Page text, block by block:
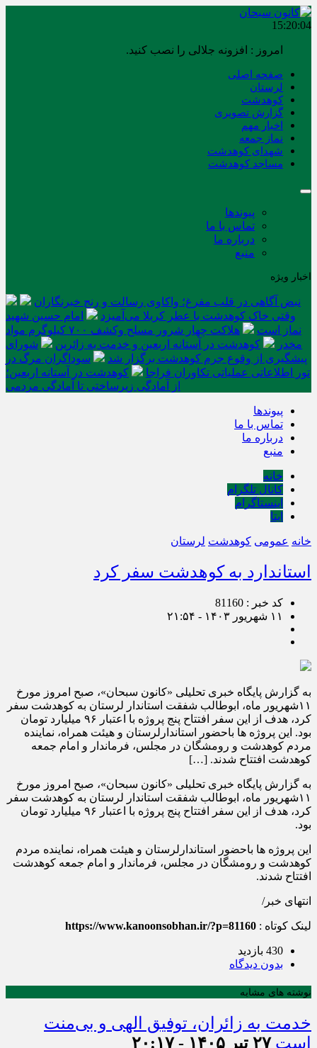
15:20:05
امروز : افزونه جلالی را نصب کنید.
صفحه اصلی
لرستان
کوهدشت
گزارش تصویری
اخبار مهم
نماز جمعه
شهدای کوهدشت
مساجد کوهدشت
پیوندها
تماس با ما
درباره ما
منبع
اخبار ویژه
نبض آگاهی در قلب مفرغ؛ واکاوی رسالت و رنج خبرنگاران
وقتی خاک کوهدشت با عطر کربلا می‌آمیزد
امام حسین شهید
نماز است
هلاکت چهار شرور مسلح وکشف ۷۰۰ کیلوگرم مواد
مخدر
کوهدشت در آستانه اربعین و خدمت‌ به زائرین
شورای
پیشگیری از وقوع جرم کوهدشت برگزار شد
سوداگران مرگ در
تور اطلاعاتی عملیاتی تکاوران فراجا
کوهدشت در آستانه اربعین؛
از آمادگی زیرساختی تا آمادگی مردمی
پیوندها
تماس با ما
درباره ما
منبع
خانه
کانال تلگرام
اینستاگرام
ایتا
خانه عمومی کوهدشت لرستان
استاندارد به کوهدشت سفر کرد
کد خبر : 81160
۱۱ شهریور ۱۴۰۳ - ۲۱:۵۴
به گزارش پایگاه خبری تحلیلی «کانون سبحان»، صبح امروز مورخ
۱۱شهریور ماه، ابوطالب شفقت استاندار لرستان به کوهدشت سفر
کرد، هدف از این سفر افتتاح پنج پروژه با اعتبار ۹۶ میلیارد تومان
بود. این پروژه ها باحضور استاندارلرستان و هیئت همراه، نماینده
مردم کوهدشت و رومشگان در مجلس، فرماندار و امام جمعه
کوهدشت افتتاح شدند. […]
به گزارش پایگاه خبری تحلیلی «کانون سبحان»، صبح امروز مورخ
۱۱شهریور ماه، ابوطالب شفقت استاندار لرستان به کوهدشت سفر
کرد، هدف از این سفر افتتاح پنج پروژه با اعتبار ۹۶ میلیارد تومان
بود.
این پروژه ها باحضور استاندارلرستان و هیئت همراه، نماینده مردم
کوهدشت و رومشگان در مجلس، فرماندار و امام جمعه کوهدشت
افتتاح شدند.
انتهای خبر/
لینک کوتاه : https://www.kanoonsobhan.ir/?p=81160
430 بازدید
بدون دیدگاه
نوشته های مشابه
خدمت به زائران، توفیق الهی و بی‌منت
است ۲۷ تیر ۱۴۰۵ - ۲۰:۱۷